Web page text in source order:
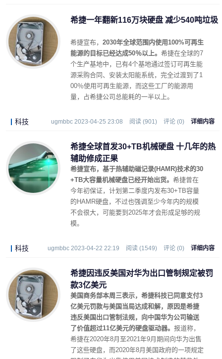
希捷一年翻新116万块硬盘 减少540吨垃圾
希捷宣布， 2030年全球范围内使用100%可再生
能源的目标已经达成50％以上。 希捷在全球的7
个生产基地中，已有4个基地通过签订可再生能
源采购合同、安装太阳能系统，完全过渡到了1
00％使用可再生能源，而这些工厂的能源用
量，占希捷公司总能耗的一半以上。
科技 ugmbbc 2023-04-25 23:08 阅读 (901) 评论 (0) 详细内容
希捷全球首发30+TB机械硬盘 十几年的热
辅助修成正果
希捷宣布，基于热辅助磁记录(HAMR)技术的30
+TB大容量机械硬盘已经开始出货。 希捷曾在
今年初保证，计划第二季度内发布30+TB容量
的HAMR硬盘，不过也强调至少今年内的规模
不会很大，可能要到2025年才会形成足够的规
模。
科技 ugmbbc 2023-04-22 22:19 阅读 (1549) 评论 (0) 详细内容
希捷因违反美国对华为出口管制规定被罚
款3亿美元
美国商务部本周三表示，希捷科技已同意支付3
亿美元罚款与美国当局达成和解，原因是希捷
违反美国出口管制法规，向中国华为公司输送
了价值超过11亿美元的硬盘驱动器。 报道称，
希捷在2020年8月至2021年9月期间向华为出售
了这些硬盘，而2020年8月美国政府的一项规定